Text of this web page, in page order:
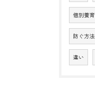
個別養育
防ぐ方法
違い